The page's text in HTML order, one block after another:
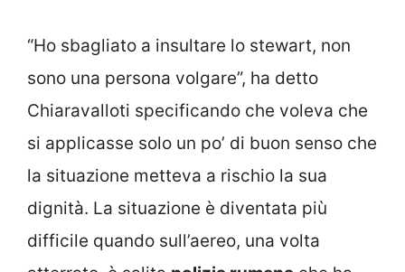
“Ho sbagliato a insultare lo stewart, non
sono una persona volgare”, ha detto
Chiaravalloti specificando che voleva che
si applicasse solo un po’ di buon senso che
la situazione metteva a rischio la sua
dignità. La situazione è diventata più
difficile quando sull’aereo, una volta